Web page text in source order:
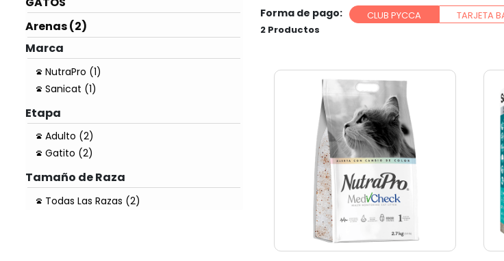
Arenas (2)
Marca
NutraPro (1)
Sanicat (1)
Etapa
Adulto (2)
Gatito (2)
Tamaño de Raza
Todas Las Razas (2)
Forma de pago: CLUB PYCCA
TARJETA
2